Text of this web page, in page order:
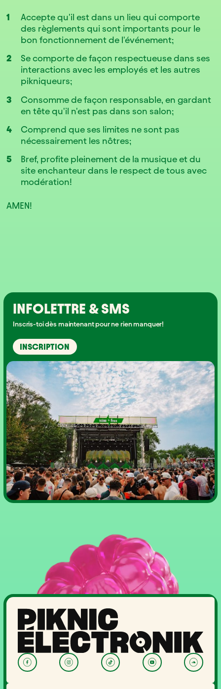
Accepte qu'il est dans un lieu qui comporte
des règlements qui sont importants pour le
bon fonctionnement de l'événement;
Se comporte de façon respectueuse dans ses
interactions avec les employés et les autres
pikniqueurs;
Consomme de façon responsable, en gardant
en tête qu'il n'est pas dans son salon;
Comprend que ses limites ne sont pas
nécessairement les nôtres;
Bref, profite pleinement de la musique et du
site enchanteur dans le respect de tous avec
modération!
AMEN!
INFOLETTRE & SMS
Inscris-toi dès maintenant pour ne rien manquer!
INSCRIPTION